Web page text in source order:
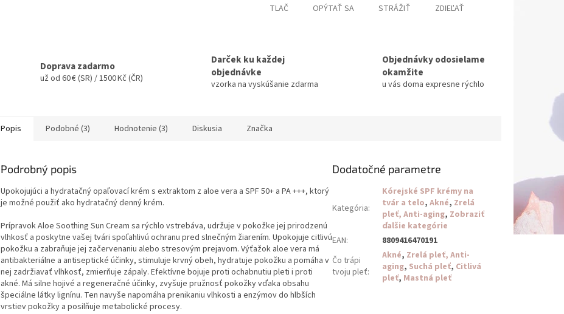
TLAČ OPÝTAŤ SA STRÁŽIŤ ZDIEĽAŤ
Doprava zadarmo
už od 60 € (SR) / 1500 Kč (ČR)
Darček ku každej
objednávke
vzorka na vyskúšanie zdarma
Objednávky odosielame
okamžite
u vás doma expresne rýchlo
Popis Podobné (3) Hodnotenie (3) Diskusia Značka
Podrobný popis
Upokojujúci a hydratačný opaľovací krém s extraktom z aloe vera a SPF 50+ a PA +++, ktorý
je možné použiť ako hydratačný denný krém.
Prípravok Aloe Soothing Sun Cream sa rýchlo vstrebáva, udržuje v pokožke jej prirodzenú
vlhkosť a poskytne vašej tvári spoľahlivú ochranu pred slnečným žiarením. Upokojuje citlivú
pokožku a zabraňuje jej začervenaniu alebo stresovým prejavom. Výťažok aloe vera má
antibakteriálne a antiseptické účinky, stimuluje krvný obeh, hydratuje pokožku a pomáha v
nej zadržiavať vlhkosť, zmierňuje zápaly. Efektívne bojuje proti ochabnutiu pleti i proti
akné. Má silne hojivé a regeneračné účinky, zvyšuje pružnosť pokožky vďaka obsahu
špeciálne látky lignínu. Ten navyše napomáha prenikaniu vlhkosti a enzýmov do hlbších
vrstiev pokožky a posilňuje metabolické procesy.
Dodatočné parametre
Kategória:
Kórejské SPF krémy na
tvár a telo,Akné, Zrelá
pleť, Anti-aging, Zobraziť
ďalšie kategórie
EAN:
8809416470191
Čo trápi
tvoju pleť:
Akné, Zrelá pleť, Anti-
aging, Suchá pleť, Citlivá
pleť, Mastná pleť